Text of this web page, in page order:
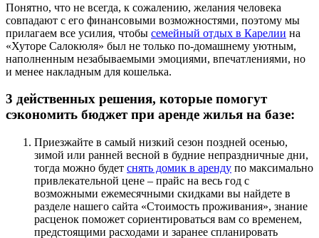
Понятно, что не всегда, к сожалению, желания человека
совпадают с его финансовыми возможностями, поэтому мы
прилагаем все усилия, чтобы семейный отдых в Карелии на
«Хуторе Салокюля» был не только по-домашнему уютным,
наполненным незабываемыми эмоциями, впечатлениями, но
и менее накладным для кошелька.
3 действенных решения, которые помогут
сэкономить бюджет при аренде жилья на базе:
Приезжайте в самый низкий сезон поздней осенью,
зимой или ранней весной в будние непраздничные дни,
тогда можно будет снять домик в аренду по максимально
привлекательной цене – прайс на весь год с
возможными ежемесячными скидками вы найдете в
разделе нашего сайта «Стоимость проживания», знание
расценок поможет сориентироваться вам со временем,
предстоящими расходами и заранее спланировать